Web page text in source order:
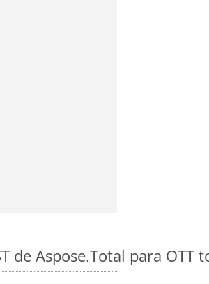
de Aspose.Total para OTT